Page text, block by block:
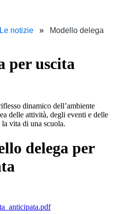
Le notizie
Modello delega
per uscita
dinamico dell’ambiente
delle attività, degli eventi e delle
vita di una scuola.
delega per